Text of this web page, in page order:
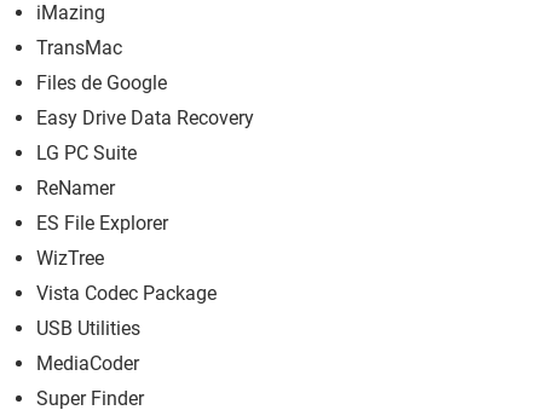
iMazing
TransMac
Files de Google
Easy Drive Data Recovery
LG PC Suite
ReNamer
ES File Explorer
WizTree
Vista Codec Package
USB Utilities
MediaCoder
Super Finder